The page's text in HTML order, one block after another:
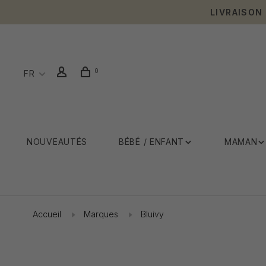
LIVRAISON
FR 0
NOUVEAUTÉS BÉBÉ / ENFANT MAMAN
Accueil Marques Bluivy